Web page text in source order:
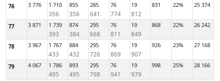
76 3 776 1 710
356
855
356
285
641
76
774
19
812
831 22% 25 374
77 3 871 1 739
393
874
384
295
668
76
811
19
849
868 22% 26 242
78 3 967 1 767
433
884
432
295
726
76
869
19
907
926 23% 27 168
79 4 067 1 786
495
893
495
295
798
76
941
19
979
998 25% 28 166